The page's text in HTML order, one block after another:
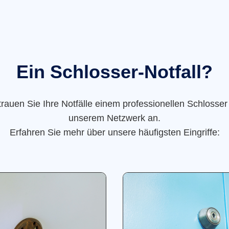
Ein Schlosser-Notfall?
Sie Ihre Notfälle einem professionellen
unserem Netzwerk an.
Erfahren Sie mehr über unsere häufigsten Eingriffe: